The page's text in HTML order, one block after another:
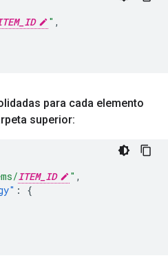
" ,
para cada elemento
superior:
ITEM_ID " ,
:
{